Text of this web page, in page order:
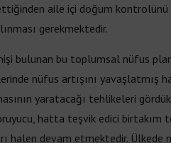
aile içi doğum
gerekmektedir.
bulunan bu toplumsal nüfus
nüfus artışını yavaşlatmış
yaratacağı tehlikeleri
hatta teşvik edici birtakım
halen devam etmektedir. Ülkede